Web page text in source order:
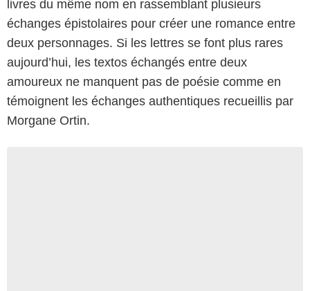
livres du même nom en rassemblant plusieurs
échanges épistolaires pour créer une romance entre
deux personnages. Si les lettres se font plus rares
aujourd’hui, les textos échangés entre deux
amoureux ne manquent pas de poésie comme en
témoignent les échanges authentiques recueillis par
Morgane Ortin.